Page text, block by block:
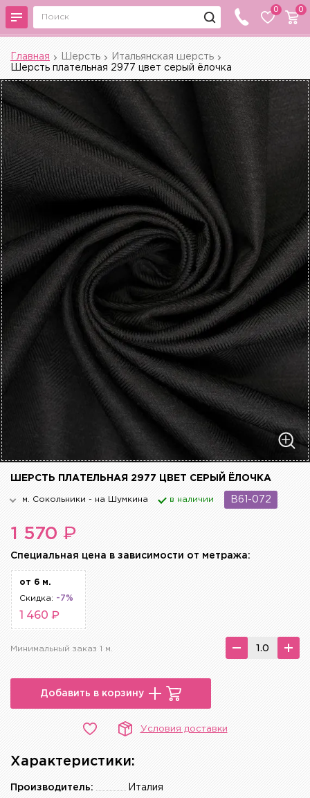
0 0
Главная Шерсть
Итальянская шерсть
Шерсть плательная 2977 цвет серый ёлочка
ШЕРСТЬ ПЛАТЕЛЬНАЯ 2977 ЦВЕТ СЕРЫЙ ЁЛОЧКА
м. Сокольники - на Шумкина в наличии B61-072
1 570 ₽
Cпециальная цена в зависимости от метража:
от 6 м.
Скидка: -7%
1 460 ₽
Минимальный заказ 1 м.
Добавить в корзину
Условия доставки
Характеристики:
Италия
Производитель: